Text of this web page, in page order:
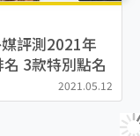
媒評測2021年
3款特別點名
2021.05.12